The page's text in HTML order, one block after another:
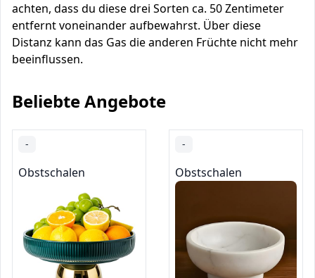
achten, dass du diese drei Sorten ca. 50 Zentimeter
entfernt voneinander aufbewahrst. Über diese
Distanz kann das Gas die anderen Früchte nicht mehr
beeinflussen.
Beliebte Angebote
-
Obstschalen
-
Obstschalen